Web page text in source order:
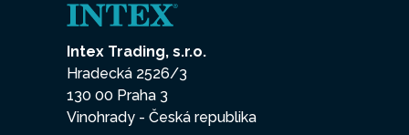
Intex Trading, s.r.o.
Hradecká 2526/3
130 00 Praha 3
Vinohrady - Česká republika